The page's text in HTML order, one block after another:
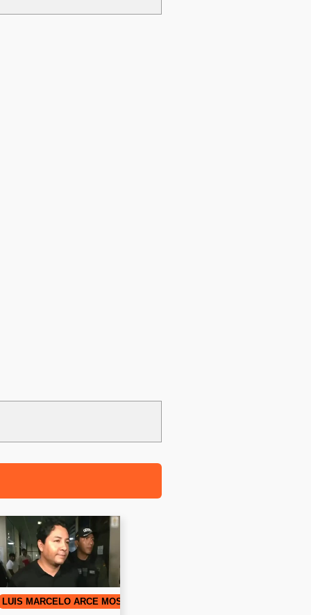
LUIS MARCELO ARCE MOSQUEIRA